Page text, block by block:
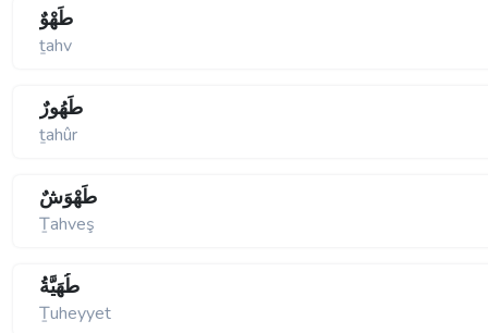
طَهْوٌ
ṯahv
طَهُورٌ
ṯahûr
طَهْوَشٌ
Ṯahveş
طُهَيَّةُ
Ṯuheyyet